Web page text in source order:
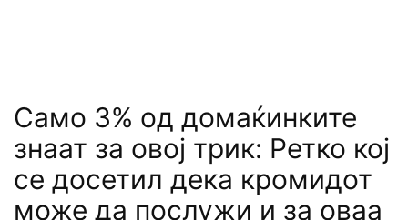
Само 3% од домаќинките
знаат за овој трик: Ретко кој
се досетил дека кромидот
може да послужи и за оваа